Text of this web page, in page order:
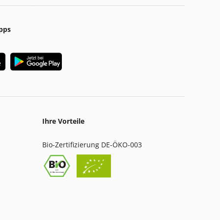
Ihre Vorteile
Bio-Zertifizierung DE-ÖKO-003